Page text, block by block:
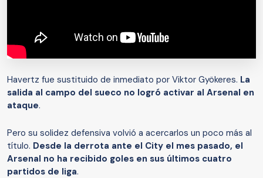
Havertz fue sustituido de inmediato por Viktor Gyökeres. La
salida al campo del sueco no logró activar al Arsenal en
ataque.
Pero su solidez defensiva volvió a acercarlos un poco más al
título. Desde la derrota ante el City el mes pasado, el
Arsenal no ha recibido goles en sus últimos cuatro
partidos de liga.